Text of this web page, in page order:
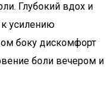
Глубокий вдох и
к усилению
боку дискомфорт
боли вечером и